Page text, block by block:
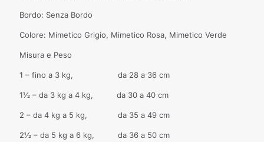
Bordo: Senza Bordo
Colore: Mimetico Grigio, Mimetico Rosa, Mimetico Verde
Misura e Peso
1 – fino a 3 kg, da 28 a 36 cm
1½ – da 3 kg a 4 kg, da 30 a 40 cm
2 – da 4 kg a 5 kg, da 35 a 49 cm
2½ – da 5 kg a 6 kg, da 36 a 50 cm